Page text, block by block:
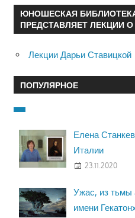
ЮНОШЕСКАЯ
ПРЕДСТАВЛЯЕТ ЛЕКЦИИ
Лекции Дарьи Ставицкой
ПОПУЛЯРНОЕ
Елена
Италии
23.11.2020
Ужас, из тьмы
имени